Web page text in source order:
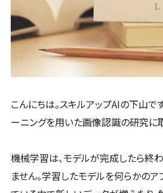
こんにちは。スキルアップAIの下山で
ーニングを用いた画像認識の研究に
機械学習は、モデルが完成したら終
ません。学習したモデルを何らかの